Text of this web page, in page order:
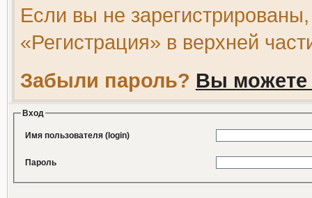
Если вы не
«Регистрация» в верхней
Забыли пароль? Вы можете
Вход
Имя пользователя (login)
Пароль